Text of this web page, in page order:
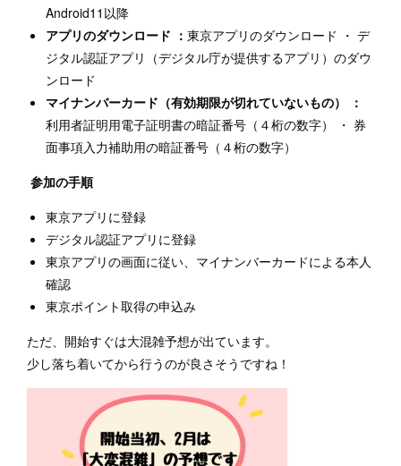
Android11以降
アプリのダウンロード ： 東京アプリのダウンロード ・ デ
ジタル認証アプリ（デジタル庁が提供するアプリ）のダウ
ンロード
マイナンバーカード（有効期限が切れていないもの） ：
利用者証明用電子証明書の暗証番号（４桁の数字） ・ 券
面事項入力補助用の暗証番号（４桁の数字）
参加の手順
東京アプリに登録
デジタル認証アプリに登録
東京アプリの画面に従い、マイナンバーカードによる本人
確認
東京ポイント取得の申込み
ただ、開始すぐは大混雑予想が出ています。
少し落ち着いてから行うのが良さそうですね！